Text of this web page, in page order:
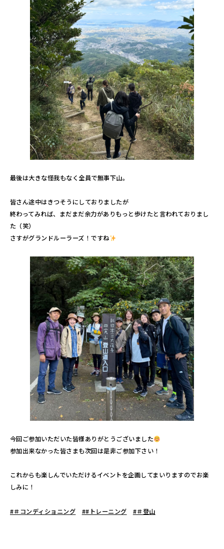
最後は大きな怪我もなく全員で無事下山。
皆さん途中はきつそうにしておりましたが
終わってみれば、まだまだ余力がありもっと歩けたと言われておりまし
た（笑）
さすがグランドルーラーズ！ですね
今回ご参加いただいた皆様ありがとうございました
参加出来なかった皆さまも次回は是非ご参加下さい！
これからも楽しんでいただけるイベントを企画してまいりますのでお楽
しみに！
#＃コンディショニング ##トレーニング #＃登山